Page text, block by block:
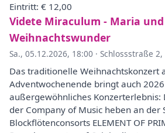
Eintritt: € 12,00
Videte Miraculum - Maria und
Weihnachtswunder
Sa., 05.12.2026, 18:00 · Schlossstraße
Das traditionelle Weihnachtskonzert
Adventwochenende bringt auch
außergewöhnliches Konzerterlebnis:
der Company of Music heben an der
Blockflötenconsorts ELEMENT OF